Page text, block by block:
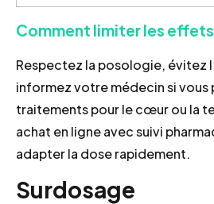
Comment limiter les
Respectez la posologie, évitez
informez votre médecin si vous
traitements pour le cœur ou la
achat en ligne avec suivi
adapter la dose rapidement.
Surdosage